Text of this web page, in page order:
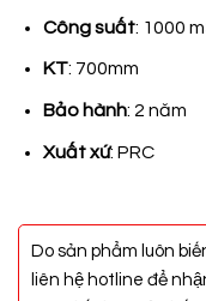
là:
Công suất: 1000
KT: 700mm
Bảo hành: 2 năm
Xuất xứ: PRC
Do sản phẩm luôn
liên hệ hotline để